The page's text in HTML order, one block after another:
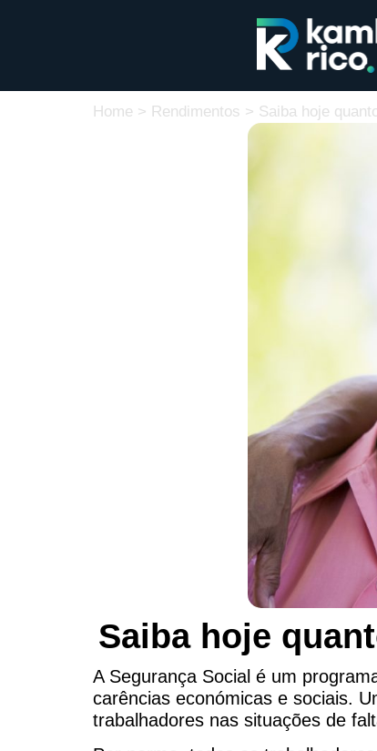
Home > Rendimentos > Saiba hoje
Saiba hoje
A Segurança Social é um
carências económicas e sociais.
trabalhadores nas situações de